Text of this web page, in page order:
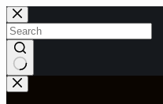
Skip
to
content
No
results